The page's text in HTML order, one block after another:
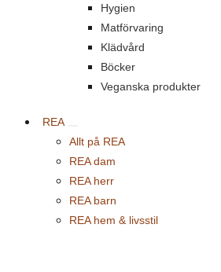
Hygien
Matförvaring
Klädvård
Böcker
Veganska produkter
REA
Allt på REA
REA dam
REA herr
REA barn
REA hem & livsstil